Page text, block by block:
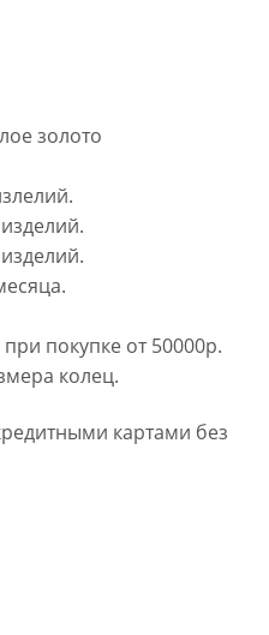
золото
покупке от 50000р.
колец.
картами без